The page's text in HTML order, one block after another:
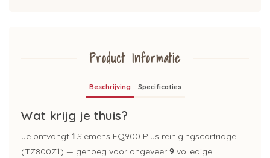
Product Informatie
Beschrijving Specificaties
Wat krijg je thuis?
Je ontvangt 1 Siemens EQ900 Plus reinigingscartridge
(TZ800Z1) — genoeg voor ongeveer 9 volledige